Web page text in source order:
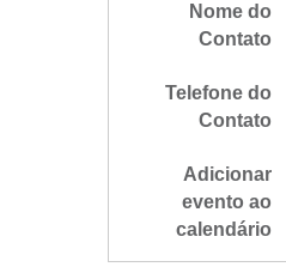
Nome do
Contato
Telefone do
Contato
Adicionar
evento ao
calendário